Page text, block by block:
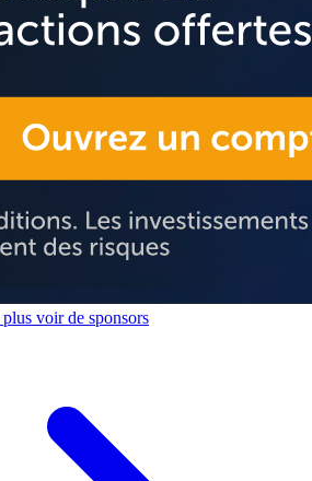
voir de sponsors